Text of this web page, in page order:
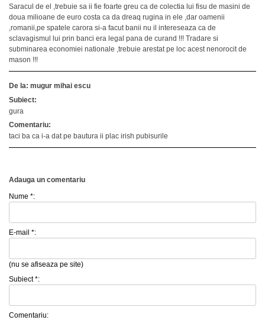
Saracul de el ,trebuie sa ii fie foarte greu ca de colectia lui fisu de masini de
doua milioane de euro costa ca da dreaq rugina in ele ,dar oamenii
,romanii,pe spatele carora si-a facut banii nu il intereseaza ca de
sclavagismul lui prin banci era legal pana de curand !!! Tradare si
subminarea economiei nationale ,trebuie arestat pe loc acest nenorocit de
mason !!!
De la: mugur mihai escu
Subiect:
gura
Comentariu:
taci ba ca i-a dat pe bautura ii plac irish pubisurile
Adauga un comentariu
Nume *:
E-mail *:
(nu se afiseaza pe site)
Subiect *:
Comentariu: